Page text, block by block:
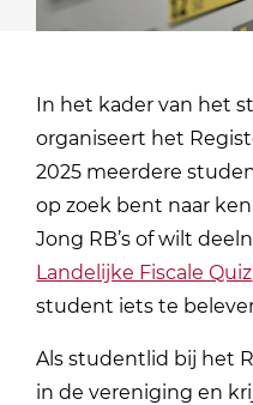
In het kader van het
organiseert het
2025 meerdere
op zoek bent naar
Jong RB’s of wilt
Landelijke Fiscale Quiz
student iets te
Als studentlid bij het
in de vereniging en